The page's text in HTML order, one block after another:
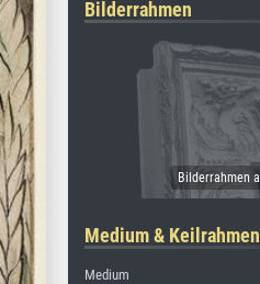
Bilderrahmen
Medium & Keilrahmen
Medium